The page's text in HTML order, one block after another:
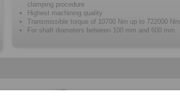
clamping procedure
Highest machining quality
Transmissible torque of 10700 Nm up to 722000 Nm
For shaft diameters between 100 mm and 600 mm